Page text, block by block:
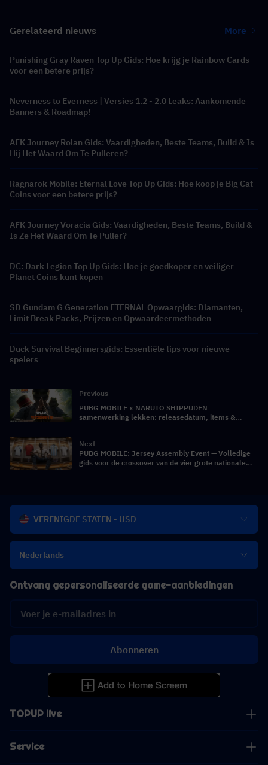
Gerelateerd nieuws More
Punishing Gray Raven Top Up Gids: Hoe krijg je Rainbow Cards
voor een betere prijs?
Neverness to Everness | Versies 1.2 - 2.0 Leaks: Aankomende
Banners & Roadmap!
AFK Journey Rolan Gids: Vaardigheden, Beste Teams, Build & Is
Hij Het Waard Om Te Pulleren?
Ragnarok Mobile: Eternal Love Top Up Gids: Hoe koop je Big Cat
Coins voor een betere prijs?
AFK Journey Voracia Gids: Vaardigheden, Beste Teams, Build &
Is Ze Het Waard Om Te Puller?
DC: Dark Legion Top Up Gids: Hoe je goedkoper en veiliger
Planet Coins kunt kopen
SD Gundam G Generation ETERNAL Opwaargids: Diamanten,
Limit Break Packs, Prijzen en Opwaardeermethoden
Duck Survival Beginnersgids: Essentiële tips voor nieuwe
spelers
Previous
PUBG MOBILE x NARUTO SHIPPUDEN
samenwerking lekken: releasedatum, items &
Next
PUBG MOBILE: Jersey Assembly Event — Volledige
gids voor de crossover van de vier grote nationale
VERENIGDE STATEN - USD
Nederlands
TOPUP live
Service
Ontvang gepersonaliseerde game-aanbiedingen
Abonneren